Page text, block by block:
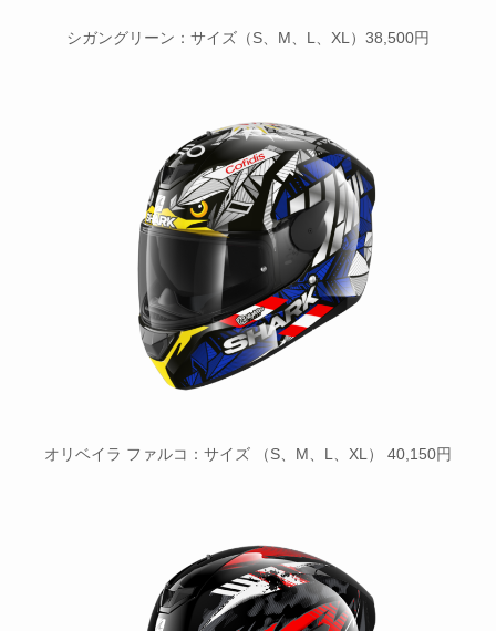
シガングリーン：サイズ（S、M、L、XL）38,500円
オリベイラ ファルコ：サイズ （S、M、L、XL） 40,150円